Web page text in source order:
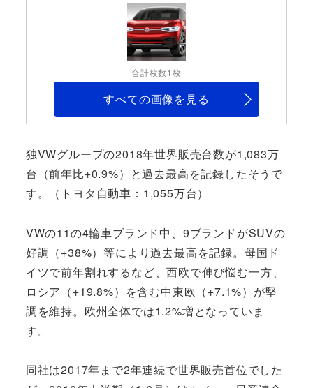
合計枚数1枚
すべての画像を見る
独VWグループの2018年世界販売台数が1,083万
台（前年比+0.9%）と過去最高を記録したそうで
す。（トヨタ自動車：1,055万台）
VWの11の4輪車ブランド中、9ブランドがSUVの
好調（+38%）等により過去最高を記録。母国ド
イツで前年割れするなど、西欧で伸び悩む一方、
ロシア（+19.8%）を含む中東欧（+7.1%）が堅
調を維持。欧州全体では1.2%増となっていま
す。
同社は2017年まで2年連続で世界販売首位でした